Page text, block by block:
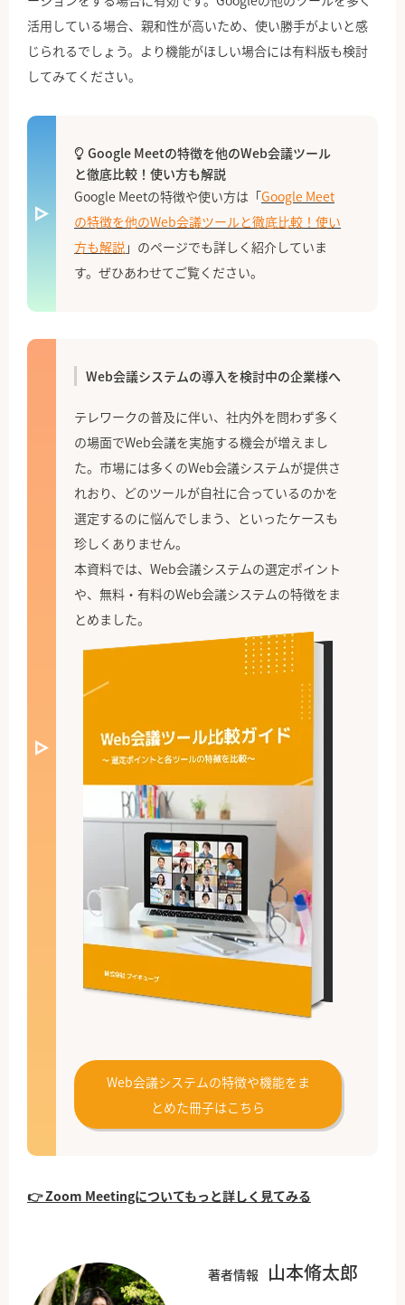
活用している場合、親和性が高いため、使い勝手がよいと感
じられるでしょう。より機能がほしい場合には有料版も検討
してみてください。
Google Meetの特徴を他のWeb会議ツール
と徹底比較！使い方も解説
Google Meetの特徴や使い方は「Google Meet
の特徴を他のWeb会議ツールと徹底比較！使い
方も解説 」のページでも詳しく紹介していま
す。ぜひあわせてご覧ください。
Web会議システムの導入を検討中の企業様へ
テレワークの普及に伴い、社内外を問わず多く
の場面でWeb会議を実施する機会が増えまし
た。市場には多くのWeb会議システムが提供さ
れおり、どのツールが自社に合っているのかを
選定するのに悩んでしまう、といったケースも
珍しくありません。
本資料では、Web会議システムの選定ポイント
や、無料・有料のWeb会議システムの特徴をま
とめました。
Web会議システムの特徴や機能をま
とめた冊子はこちら
👉 Zoom Meetingについてもっと詳しく見てみる
著者情報 山本脩太郎